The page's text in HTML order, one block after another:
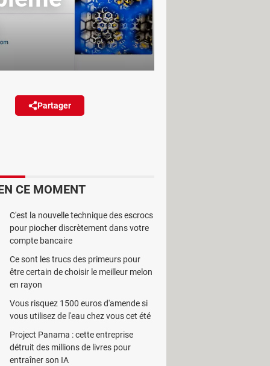
Partager
d'accéder à leur
a résolu le problème.
Outlook.com. Durant une
Microsof
CE MOMENT
C'est la nouvelle technique des escrocs
pour piocher discrètement dans votre
compte bancaire
Ce sont les trucs des primeurs pour
être certain de choisir le meilleur melon
en rayon
Vous risquez 1500 euros d'amende si
vous utilisez de l'eau chez vous cet été
Project Panama : cette entreprise
détruit des millions de livres pour
entraîner son IA